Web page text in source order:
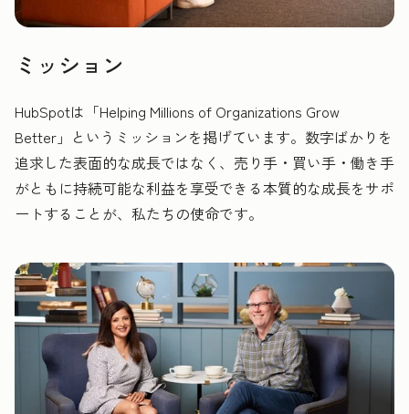
ミッション
HubSpotは「Helping Millions of Organizations Grow
Better」というミッションを掲げています。数字ばかりを
追求した表面的な成長ではなく、売り手・買い手・働き手
がともに持続可能な利益を享受できる本質的な成長をサポ
ートすることが、私たちの使命です。